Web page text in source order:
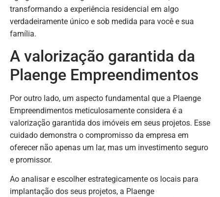
transformando a experiência residencial em algo
verdadeiramente único e sob medida para você e sua
família.
A valorização garantida da
Plaenge Empreendimentos
Por outro lado, um aspecto fundamental que a Plaenge
Empreendimentos meticulosamente considera é a
valorização garantida dos imóveis em seus projetos. Esse
cuidado demonstra o compromisso da empresa em
oferecer não apenas um lar, mas um investimento seguro
e promissor.
Ao analisar e escolher estrategicamente os locais para
implantação dos seus projetos, a Plaenge